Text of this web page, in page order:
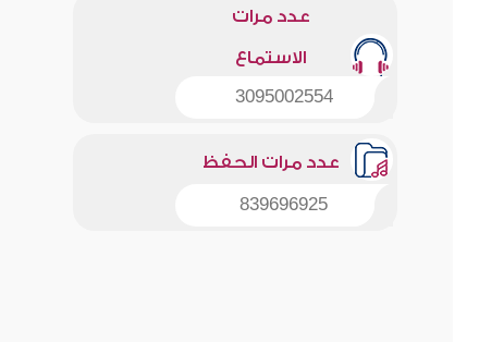
عدد مرات
الاستماع
3095002554
عدد مرات الحفظ
839696925